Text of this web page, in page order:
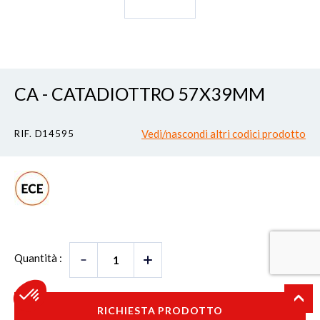
CA - CATADIOTTRO 57X39MM
RIF. D14595 Vedi/nascondi altri codici prodotto
Quantità :
RICHIESTA PRODOTTO